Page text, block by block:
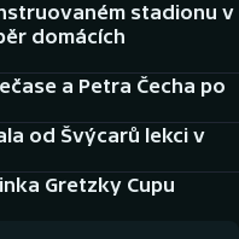
stadionu v
domácích
a Petra Čecha po
od Švýcarů lekci v
Gretzky Cupu